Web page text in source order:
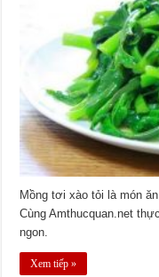
Mồng tơi xào tỏi là món
Cùng Amthucquan.net
ngon.
Xem tiếp »